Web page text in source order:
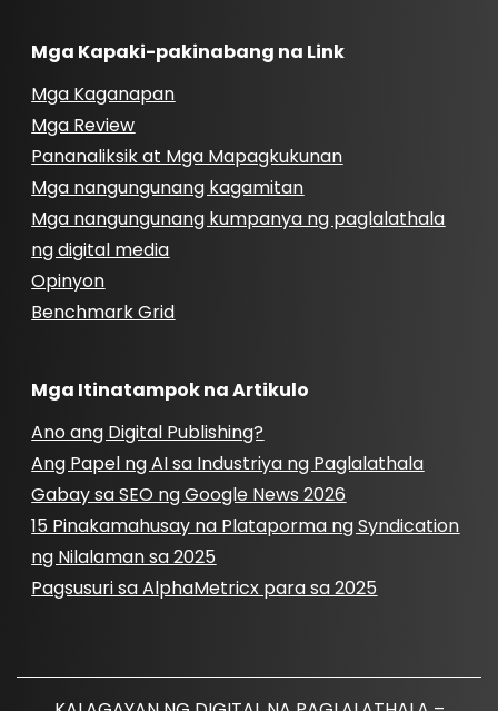
Mga Kapaki-pakinabang na Link
Mga Kaganapan
Mga Review
Pananaliksik at Mga Mapagkukunan
Mga nangungunang kagamitan
Mga nangungunang kumpanya ng paglalathala
ng digital media
Opinyon
Benchmark Grid
Mga Itinatampok na Artikulo
Ano ang Digital Publishing?
Ang Papel ng AI sa Industriya ng Paglalathala
Gabay sa SEO ng Google News 2026
15 Pinakamahusay na Plataporma ng Syndication
ng Nilalaman sa 2025
Pagsusuri sa AlphaMetricx para sa 2025